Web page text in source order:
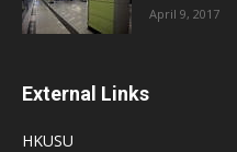
April 9, 2017
External Links
HKUSU